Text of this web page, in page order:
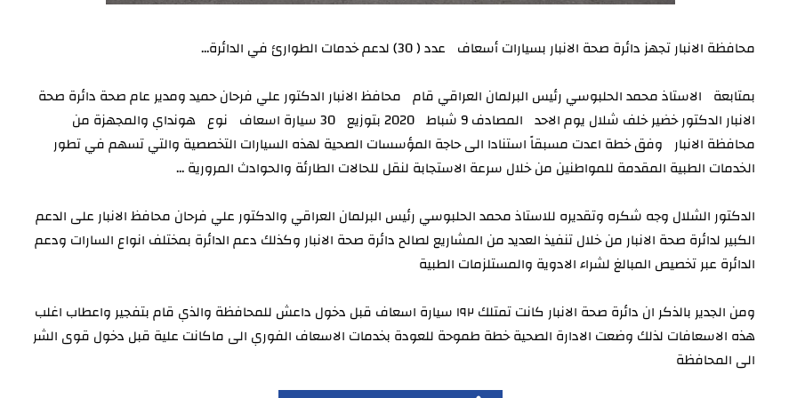
محافظة الانبار تجهز دائرة صحة الانبار بسيارات أسعاف عدد ( 30) لدعم خدمات الطوارئ في الدائرة...
بمتابعة الاستاذ محمد الحلبوسي رئيس البرلمان العراقي قام محافظ الانبار الدكتور علي فرحان حميد ومدير عام صحة دائرة صحة
الانبار الدكتور خضير خلف شلال يوم الاحد المصادف 9 شباط 2020 بتوزيع 30 سيارة اسعاف نوع هونداي والمجهزة من
محافظة الانبار وفق خطة اعدت مسبقاً استنادا الى حاجة المؤسسات الصحية لهذه السيارات التخصصية والتي تسهم في تطور
الخدمات الطبية المقدمة للمواطنين من خلال سرعة الاستجابة لنقل للحالات الطارئة والحوادث المرورية ...
الدكتور الشلال وجه شكره وتقديره للاستاذ محمد الحلبوسي رئيس البرلمان العراقي والدكتور علي فرحان محافظ الانبار على الدعم
الكبير لدائرة صحة الانبار من خلال تنفيذ العديد من المشاريع لصالح دائرة صحة الانبار وكذلك دعم الدائرة بمختلف انواع السارات ودعم
الدائرة عبر تخصيص المبالغ لشراء الادوية والمستلزمات الطبية
ومن الجدير بالذكر ان دائرة صحة الانبار كانت تمتلك ١٩٢ سيارة اسعاف قبل دخول داعش للمحافظة والذي قام بتفجير واعطاب اغلب
هذه الاسعافات لذلك وضعت الادارة الصحية خطة طموحة للعودة بخدمات الاسعاف الفوري الى ماكانت علية قبل دخول قوى الشر
الى المحافظة